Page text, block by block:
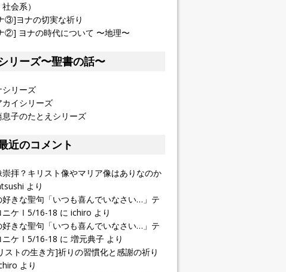
会系）
③]ヨナの切実な祈り
②] ヨナの時代について 〜地理〜
リーズ〜聖書の話〜
シリーズ
カイシリーズ
息子のたとえシリーズ
近のコメント
崇拝？キリスト像やマリア像はありなのか
より
好きな聖句「いつも喜んでいなさい…」テ
ニケⅠ5/16-18 に ichiro より
好きな聖句「いつも喜んでいなさい…」テ
ニケⅠ5/16-18 に 増元典子 より
ストの生き方]祈りの習慣化と感謝の祈り
より